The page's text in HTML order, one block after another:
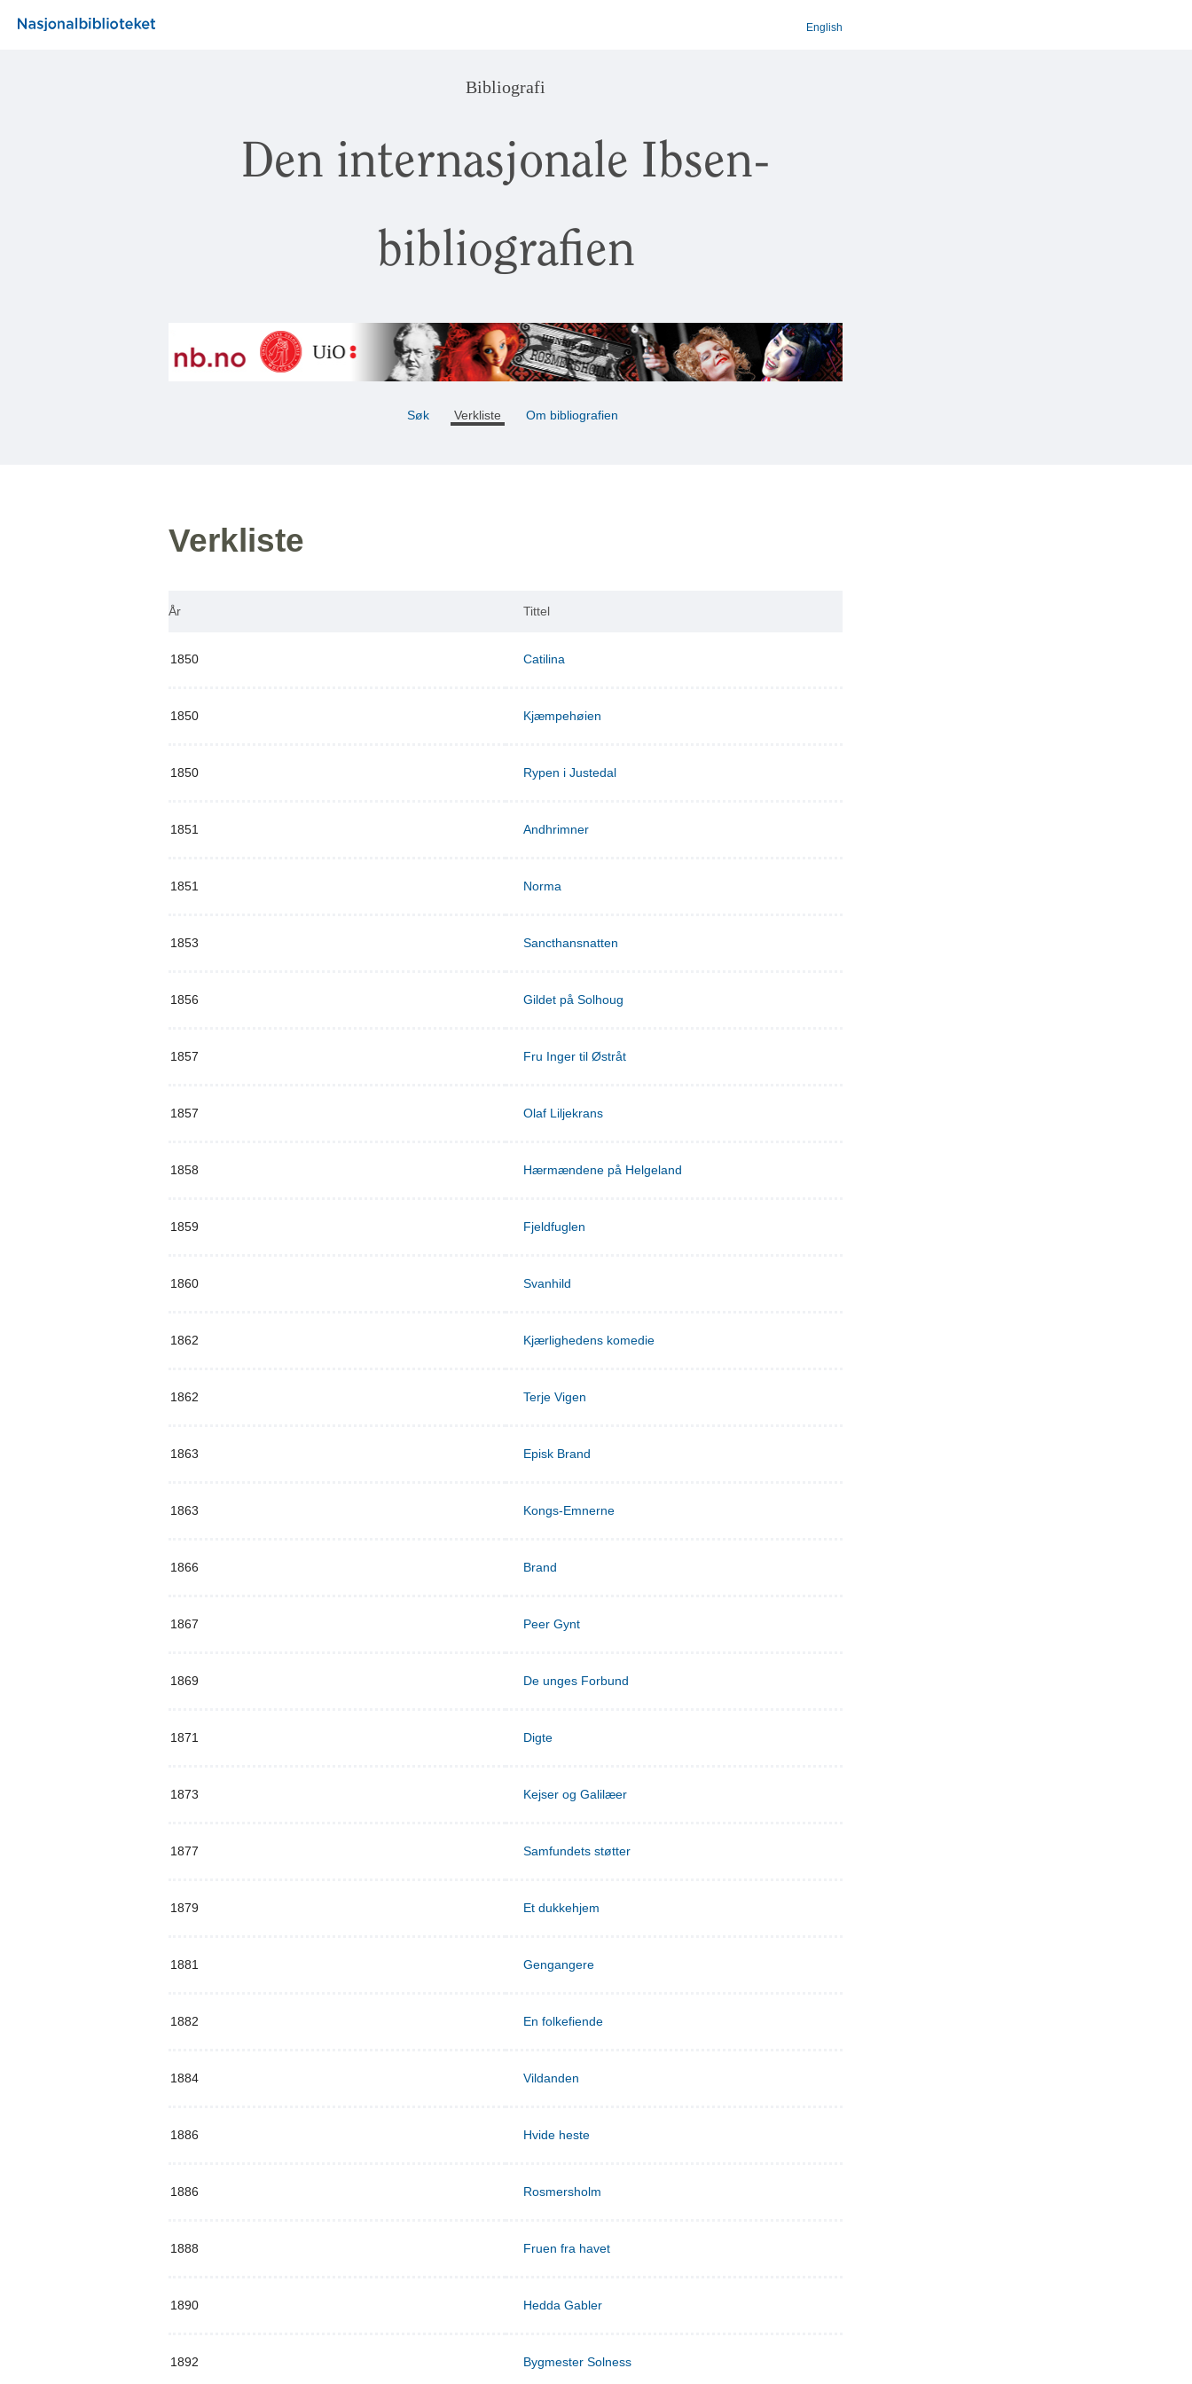
English
Bibliografi
Den internasjonale Ibsen-
bibliografien
Søk Verkliste Om bibliografien
Verkliste
År Tittel
1850 Catilina
1850 Kjæmpehøien
1850 Rypen i Justedal
1851 Andhrimner
1851 Norma
1853 Sancthansnatten
1856 Gildet på Solhoug
1857 Fru Inger til Østråt
1857 Olaf Liljekrans
1858 Hærmændene på Helgeland
1859 Fjeldfuglen
1860 Svanhild
1862 Kjærlighedens komedie
1862 Terje Vigen
1863 Episk Brand
1863 Kongs-Emnerne
1866 Brand
1867 Peer Gynt
1869 De unges Forbund
1871 Digte
1873 Kejser og Galilæer
1877 Samfundets støtter
1879 Et dukkehjem
1881 Gengangere
1882 En folkefiende
1884 Vildanden
1886 Hvide heste
1886 Rosmersholm
1888 Fruen fra havet
1890 Hedda Gabler
1892 Bygmester Solness